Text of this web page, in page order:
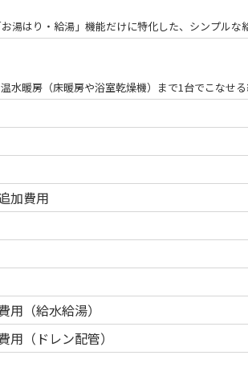
湯はり・給湯」機能だけに特化した、シンプルな
水暖房（床暖房や浴室乾燥機）まで1台でこなせる
加費用
（給水給湯）
（ドレン配管）